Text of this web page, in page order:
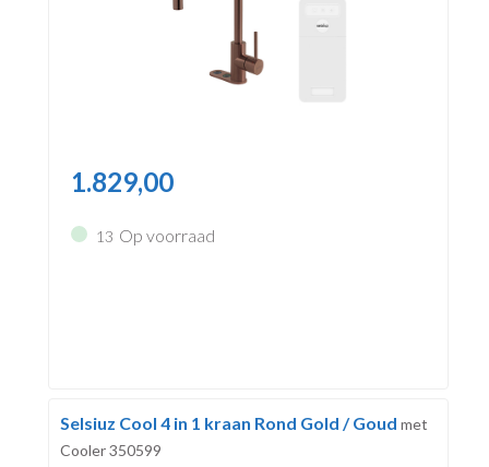
1.829,00
13 Op voorraad
Selsiuz Cool 4 in 1 kraan Rond Gold / Goud met
Cooler 350599